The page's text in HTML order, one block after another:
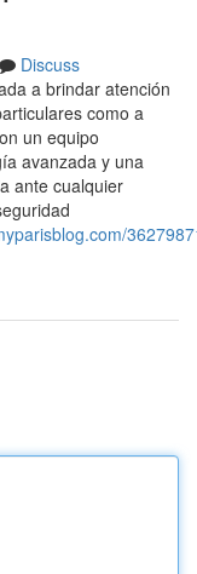
Discuss
a brindar atención
como a
un equipo
avanzada y una
ante cualquier